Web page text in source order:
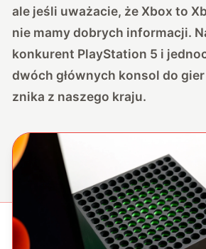
ale jeśli uważacie, że Xbox to
nie mamy dobrych informacji.
konkurent PlayStation 5 i
dwóch głównych konsol do
znika z naszego kraju.